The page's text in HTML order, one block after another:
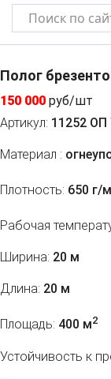
Полог
150 000 руб/шт
Артикул: 11252 ОП
Материал :
Плотность: 650 г/м
Рабочая
Ширина: 20 м
Длина: 20 м
Площадь: 400 м2
Устойчивость к